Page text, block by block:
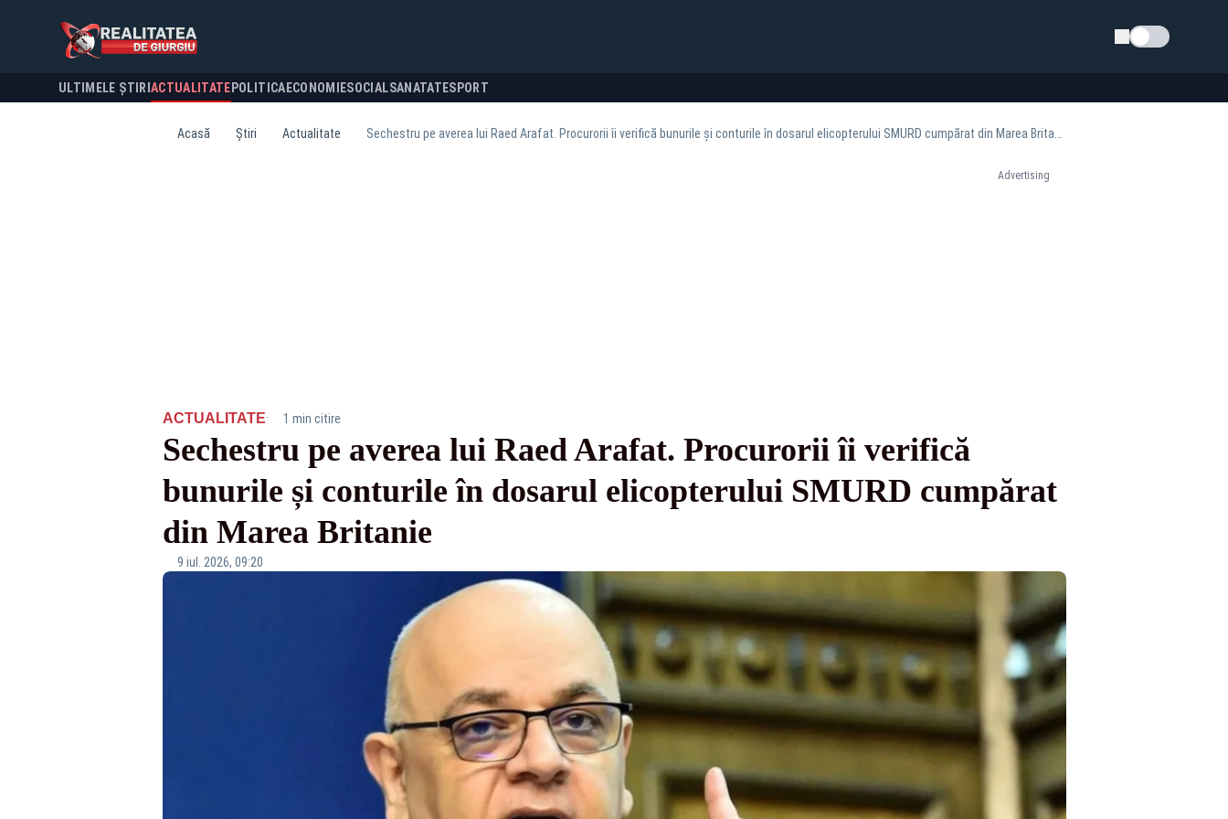
Schimba tema
ULTIMELE ȘTIRI ACTUALITATE POLITICA ECONOMIESOCIALSANATATESPORT
Acasă Știri Actualitate
Advertising
ACTUALITATE· 1 min citire
Sechestru pe averea lui Raed Arafat. Procurorii îi verifică
bunurile și conturile în dosarul elicopterului SMURD cumpărat
din Marea Britanie
9 iul. 2026, 09:20